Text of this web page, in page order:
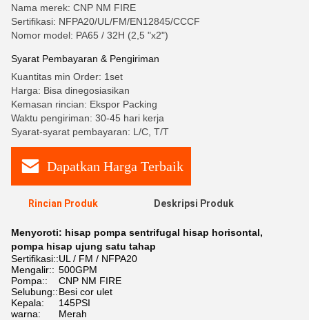
Nama merek: CNP NM FIRE
Sertifikasi: NFPA20/UL/FM/EN12845/CCCF
Nomor model: PA65 / 32H (2,5 "x2")
Syarat Pembayaran & Pengiriman
Kuantitas min Order: 1set
Harga: Bisa dinegosiasikan
Kemasan rincian: Ekspor Packing
Waktu pengiriman: 30-45 hari kerja
Syarat-syarat pembayaran: L/C, T/T
Dapatkan Harga Terbaik
Rincian Produk Deskripsi Produk
Menyoroti: hisap pompa sentrifugal hisap horisontal,
pompa hisap ujung satu tahap
Sertifikasi::UL / FM / NFPA20
Mengalir:: 500GPM
Pompa::
CNP NM FIRE
Selubung::Besi cor ulet
Kepala:
145PSI
warna:
Merah